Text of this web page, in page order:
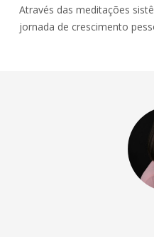
Através das meditações
jornada de crescimento